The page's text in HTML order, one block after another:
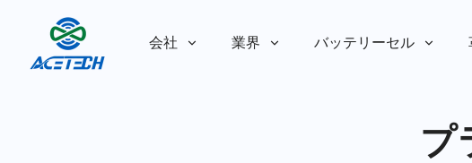
会社 業界 バッテリーセル
プ